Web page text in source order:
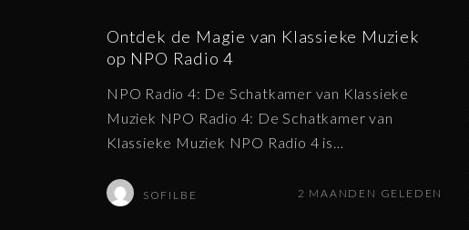
Ontdek de Magie van Klassieke Muziek
op NPO Radio 4
NPO Radio 4: De Schatkamer van Klassieke
Muziek NPO Radio 4: De Schatkamer van
Klassieke Muziek NPO Radio 4 is…
SOFILBE 2 MAANDEN GELEDEN